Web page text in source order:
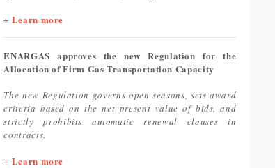
+ Learn more
ENARGAS approves the new Regulation for the
Allocation of Firm Gas Transportation Capacity
The new Regulation governs open seasons, sets award
criteria based on the net present value of bids, and
strictly prohibits automatic renewal clauses in
contracts.
+ Learn more